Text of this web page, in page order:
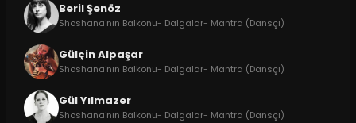
Beril Şenöz
Shoshana'nın Balkonu- Dalgalar- Mantra (Dansçı)
Gülçin Alpaşar
Shoshana'nın Balkonu- Dalgalar- Mantra (Dansçı)
Gül Yılmazer
Shoshana'nın Balkonu- Dalgalar- Mantra (Dansçı)